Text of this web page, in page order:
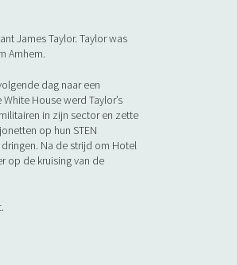
James Taylor. Taylor was
Arnhem.
dag naar een
House werd Taylor’s
in zijn sector en zette
op hun STEN
Na de strijd om Hotel
op de kruising van de